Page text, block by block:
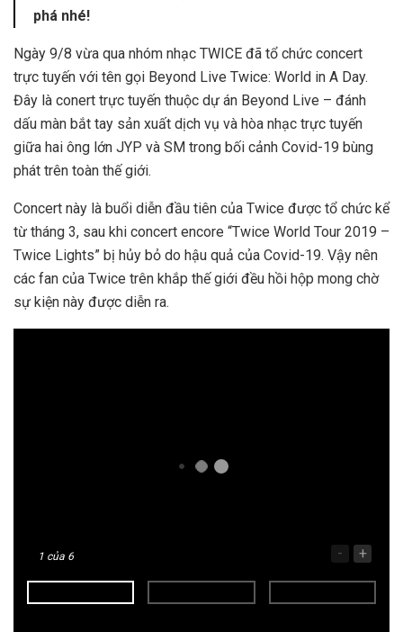
phá nhé!
Ngày 9/8 vừa qua nhóm nhạc TWICE đã tổ chức concert
trực tuyến với tên gọi Beyond Live Twice: World in A Day.
Đây là conert trực tuyến thuộc dự án Beyond Live – đánh
dấu màn bắt tay sản xuất dịch vụ và hòa nhạc trực tuyến
giữa hai ông lớn JYP và SM trong bối cảnh Covid-19 bùng
phát trên toàn thế giới.
Concert này là buổi diễn đầu tiên của Twice được tổ chức kể
từ tháng 3, sau khi concert encore “Twice World Tour 2019 –
Twice Lights” bị hủy bỏ do hậu quả của Covid-19. Vậy nên
các fan của Twice trên khắp thế giới đều hồi hộp mong chờ
sự kiện này được diễn ra.
1 của 6 - +